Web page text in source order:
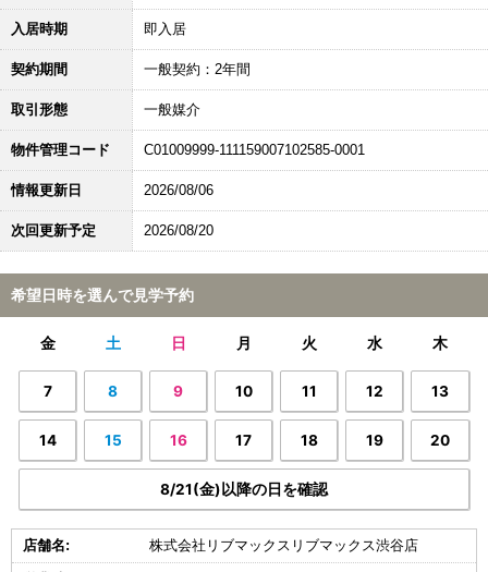
入居時期 即入居
契約期間 一般契約：2年間
取引形態 一般媒介
物件管理コード C01009999-111159007102585-0001
情報更新日 2026/08/06
次回更新予定 2026/08/20
希望日時を選んで見学予約
金 土 日 月 火 水 木
7 8 9 10 11 12 13
14 15 16 17 18 19 20
8/21(金)以降の日を確認
店舗名: 株式会社リブマックスリブマックス渋谷店